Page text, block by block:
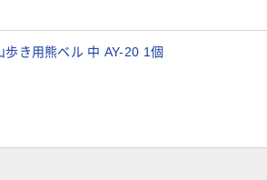
歩き用熊ベル 中 AY-20 1個